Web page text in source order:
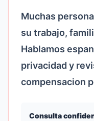
Muchas
su trabajo,
Hablamos
privacidad y
compensacion
Consulta